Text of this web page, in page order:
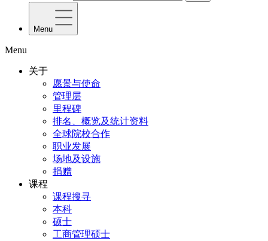
Menu
Menu
关于
愿景与使命
管理层
里程碑
排名、概览及统计资料
全球院校合作
职业发展
场地及设施
捐赠
课程
课程搜寻
本科
硕士
工商管理硕士